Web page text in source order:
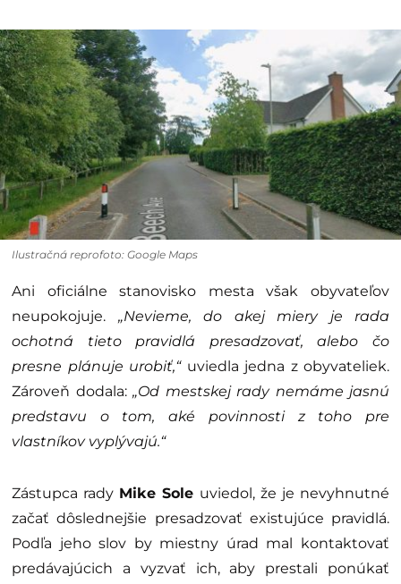
Ilustračná reprofoto: Google Maps
Ani oficiálne stanovisko mesta však obyvateľov
neupokojuje. „Nevieme, do akej miery je rada
ochotná tieto pravidlá presadzovať, alebo čo
presne plánuje urobiť,“uviedla jedna z obyvateliek.
Zároveň dodala:„Od mestskej rady nemáme jasnú
predstavu o tom, aké povinnosti z toho pre
vlastníkov vyplývajú.“
Zástupca rady Mike Sole uviedol, že je nevyhnutné
začať dôslednejšie presadzovať existujúce pravidlá.
Podľa jeho slov by miestny úrad mal kontaktovať
predávajúcich a vyzvať ich, aby prestali ponúkať